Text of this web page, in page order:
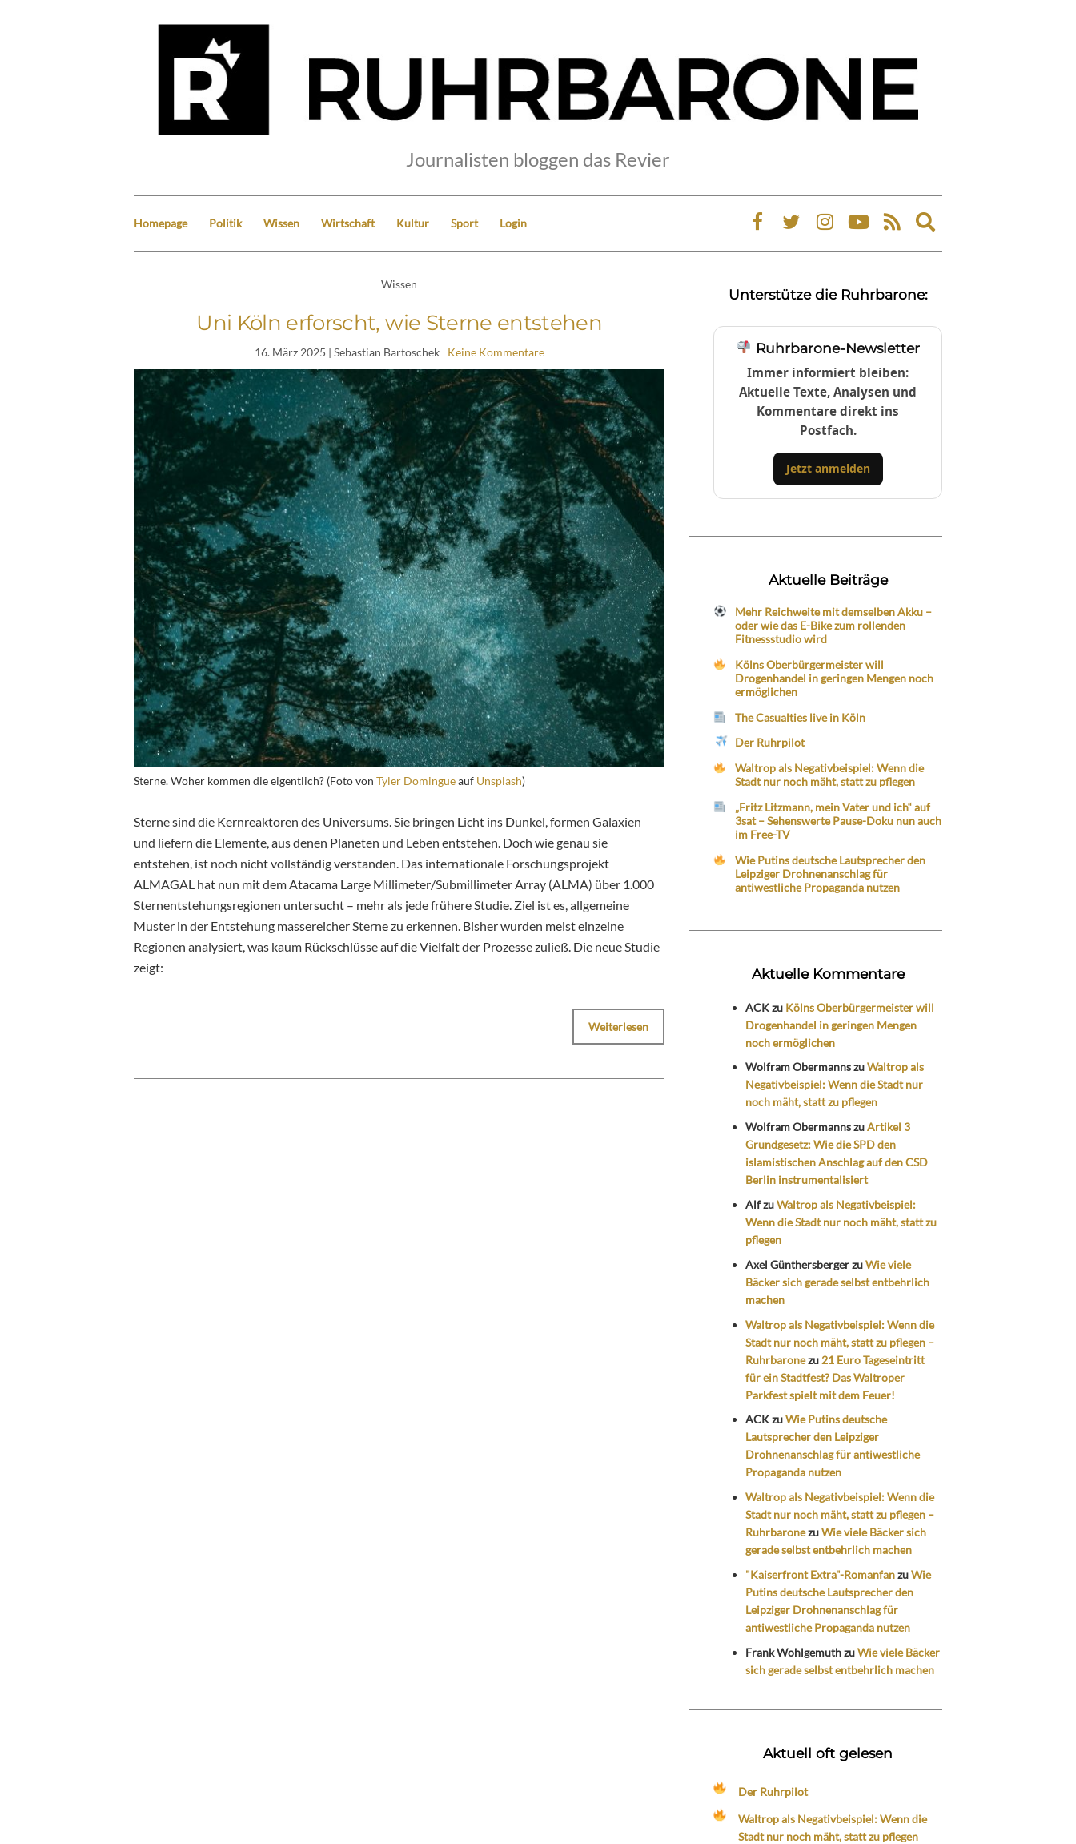
Journalisten bloggen das Revier
Homepage Politik Wissen Wirtschaft Kultur Sport Login
Expand
search
Wissen
Uni Köln erforscht, wie Sterne entstehen
16. März 2025 | Sebastian Bartoschek Keine Kommentare
Sterne. Woher kommen die eigentlich? (Foto von Tyler Domingueauf Unsplash)
Sterne sind die Kernreaktoren des Universums. Sie bringen Licht ins Dunkel, formen Galaxien
und liefern die Elemente, aus denen Planeten und Leben entstehen. Doch wie genau sie
entstehen, ist noch nicht vollständig verstanden. Das internationale Forschungsprojekt
ALMAGAL hat nun mit dem Atacama Large Millimeter/Submillimeter Array (ALMA) über 1.000
Sternentstehungsregionen untersucht – mehr als jede frühere Studie. Ziel ist es, allgemeine
Muster in der Entstehung massereicher Sterne zu erkennen. Bisher wurden meist einzelne
Regionen analysiert, was kaum Rückschlüsse auf die Vielfalt der Prozesse zuließ. Die neue Studie
zeigt:
Weiterlesen
Unterstütze die Ruhrbarone:
Ruhrbarone-Newsletter
Immer informiert bleiben:
Aktuelle Texte, Analysen und
Kommentare direkt ins
Postfach.
Jetzt anmelden
Aktuelle Beiträge
Mehr Reichweite mit demselben Akku –
oder wie das E-Bike zum rollenden
Fitnessstudio wird
Kölns Oberbürgermeister will
Drogenhandel in geringen Mengen noch
ermöglichen
The Casualties live in Köln
Der Ruhrpilot
Waltrop als Negativbeispiel: Wenn die
Stadt nur noch mäht, statt zu pflegen
„Fritz Litzmann, mein Vater und ich“ auf
3sat – Sehenswerte Pause-Doku nun auch
im Free-TV
Wie Putins deutsche Lautsprecher den
Leipziger Drohnenanschlag für
antiwestliche Propaganda nutzen
Aktuelle Kommentare
ACKzu Kölns Oberbürgermeister will
Drogenhandel in geringen Mengen
noch ermöglichen
Wolfram ObermannszuWaltrop als
Negativbeispiel: Wenn die Stadt nur
noch mäht, statt zu pflegen
Wolfram ObermannszuArtikel 3
Grundgesetz: Wie die SPD den
islamistischen Anschlag auf den CSD
Berlin instrumentalisiert
AlfzuWaltrop als Negativbeispiel:
Wenn die Stadt nur noch mäht, statt zu
pflegen
Axel GünthersbergerzuWie viele
Bäcker sich gerade selbst entbehrlich
machen
Waltrop als Negativbeispiel: Wenn die
Stadt nur noch mäht, statt zu pflegen –
Ruhrbaronezu 21 Euro Tageseintritt
für ein Stadtfest? Das Waltroper
Parkfest spielt mit dem Feuer!
ACKzuWie Putins deutsche
Lautsprecher den Leipziger
Drohnenanschlag für antiwestliche
Propaganda nutzen
Waltrop als Negativbeispiel: Wenn die
Stadt nur noch mäht, statt zu pflegen –
RuhrbaronezuWie viele Bäcker sich
gerade selbst entbehrlich machen
"Kaiserfront Extra"-RomanfanzuWie
Putins deutsche Lautsprecher den
Leipziger Drohnenanschlag für
antiwestliche Propaganda nutzen
Frank WohlgemuthzuWie viele Bäcker
sich gerade selbst entbehrlich machen
Aktuell oft gelesen
Der Ruhrpilot
Waltrop als Negativbeispiel: Wenn die
Stadt nur noch mäht, statt zu pflegen